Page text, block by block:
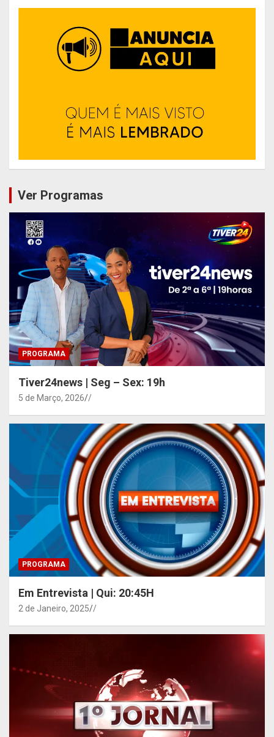
Ver Programas
PROGRAMA
Tiver24news | Seg – Sex: 19h
5 de Março, 2026 /
PROGRAMA
Em Entrevista | Qui: 20:45H
2 de Janeiro, 2025 /